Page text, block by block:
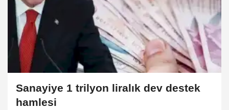
Sanayiye 1 trilyon liralık dev destek
hamlesi